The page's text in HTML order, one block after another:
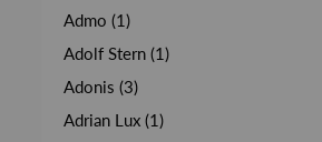
Admo (1)
Adolf Stern (1)
Adonis (3)
Adrian Lux (1)